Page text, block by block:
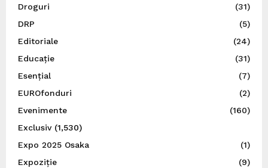
Droguri
(31)
DRP
(5)
Editoriale
(24)
Educație
(31)
Esențial
(7)
EUROfonduri
(2)
Evenimente
(160)
Exclusiv(1,530)
Expo 2025 Osaka
(1)
Expoziție
(9)